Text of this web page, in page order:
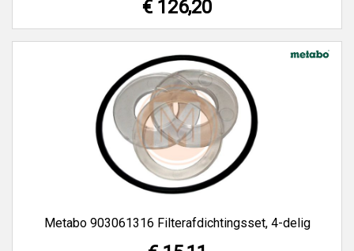
€ 126,20
Metabo 903061316 Filterafdichtingsset, 4-delig